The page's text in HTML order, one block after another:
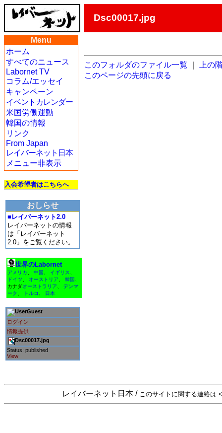
Dsc00017.jpg
Menu
ホーム
すべてのニュース
Labornet TV
コラム/エッセイ
キャンペーン
イベントカレンダー
米国労働運動
韓国の情報
リンク
From Japan
レイバーネット日本
メニュー非表示
入会希望者はこちらへ
おしらせ
■レイバーネット2.0
レイバーネットの情報
は「レイバーネット
2.0」をご覧ください。
世界のLabornet
アメリカ 中国 イギリス
ドイツ
オーストリア 韓国
カナダオーストラリア
デンマ
ーク
トルコ 日本
Guest
ログイン
情報提供
Dsc00017.jpg
Status: published
View
このフォルダのファイル一覧
上の
このページの先頭に戻る
レイバーネット日本 / このサイトに関する連絡は